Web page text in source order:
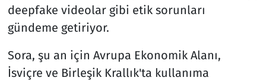
deepfake videolar gibi etik sorunları
gündeme getiriyor.
Sora, şu an için Avrupa Ekonomik Alanı,
İsviçre ve Birleşik Krallık'ta kullanıma